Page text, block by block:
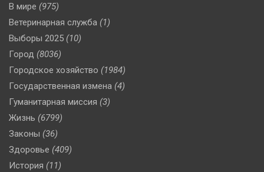
В мире (975)
Ветеринарная служба (1)
Выборы 2025 (10)
Город (8036)
Городское хозяйство (1984)
Государственная измена (4)
Гуманитарная миссия (3)
Жизнь (6799)
Законы (36)
Здоровье (409)
История (11)